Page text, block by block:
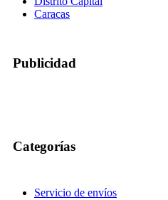
Caracas
Publicidad
Categorías
Servicio de envíos